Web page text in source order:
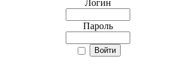
Логин
Пароль